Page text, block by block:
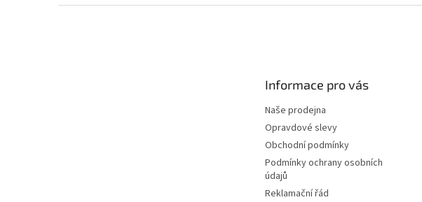
Informace pro vás
Naše prodejna
Opravdové slevy
Obchodní podmínky
Podmínky ochrany osobních
údajů
Reklamační řád